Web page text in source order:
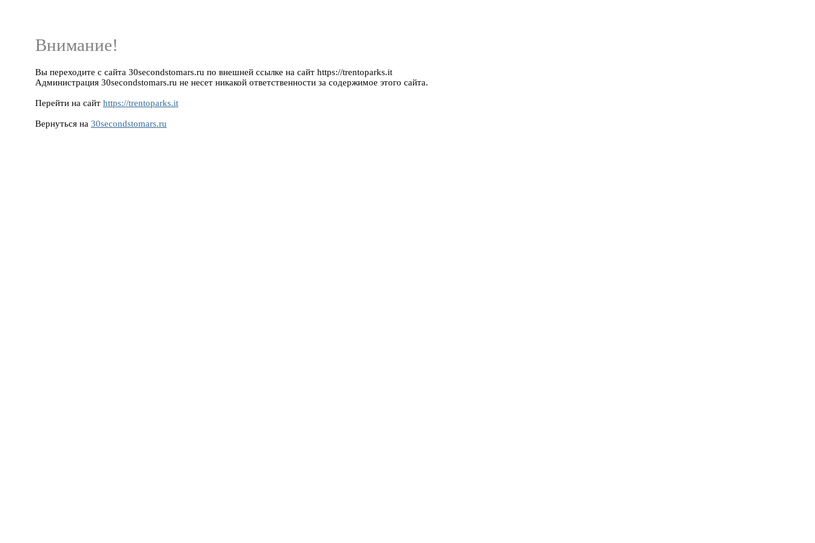
Внимание!
Вы переходите с сайта 30secondstomars.ru по внешней ссылке на сайт https://trentoparks.it
Администрация 30secondstomars.ru не несет никакой ответственности за содержимое этого сайта.
Перейти на сайт https://trentoparks.it
Вернуться на 30secondstomars.ru